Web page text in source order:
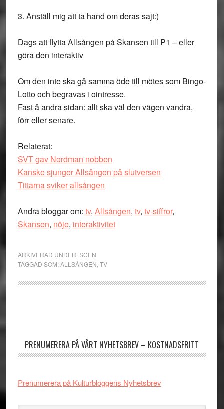
3. Anställ mig att ta hand om deras sajt:)
Dags att flytta Allsången på Skansen till P1 – eller
göra den interaktiv
Om den inte ska gå samma öde till mötes som Bingo-
Lotto och begravas i ointresse.
Fast å andra sidan: allt ska väl den vägen vandra,
förr eller senare.
Relaterat:
SVT gav Nordman nobben
Kanske sjunger Allsången på slutversen
Tittarna sviker allsången
Andra bloggar om: tv, Allsången, tv, tv-siffror,
Skansen, nöje, interaktivitet
ARKIVERAD UNDER:SCEN
TAGGAD SOM:ALLSÅNGEN TV
PRENUMERERA PÅ VÅRT NYHETSBREV – KOSTNADSFRITT
Prenumerera på Kulturbloggens Nyhetsbrev